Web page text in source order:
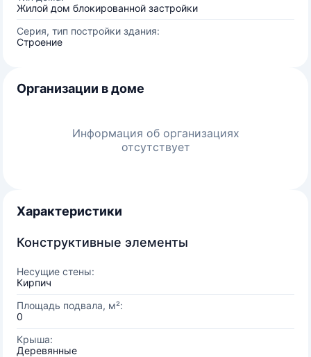
Жилой дом блокированной застройки
Серия, тип постройки здания:
Строение
Организации в доме
Информация об организациях
отсутствует
Характеристики
Конструктивные элементы
Несущие стены:
Кирпич
Площадь подвала, м²:
0
Крыша:
Деревянные